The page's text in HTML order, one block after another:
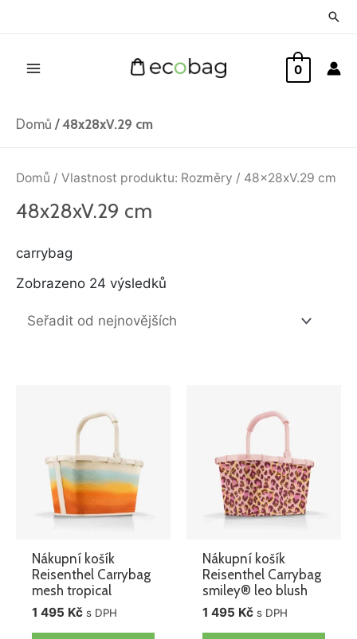
0
Domů /48x28xV.29 cm
Domů / Vlastnost produktu: Rozměry / 48x28xV.29 cm
48x28xV.29 cm
carrybag
Zobrazeno 24 výsledků
nejnovějších
Nákupní košík
Reisenthel Carrybag
mesh tropical
1 495 Kč s DPH
Nákupní košík
Reisenthel Carrybag
smiley® leo blush
1 495 Kč s DPH